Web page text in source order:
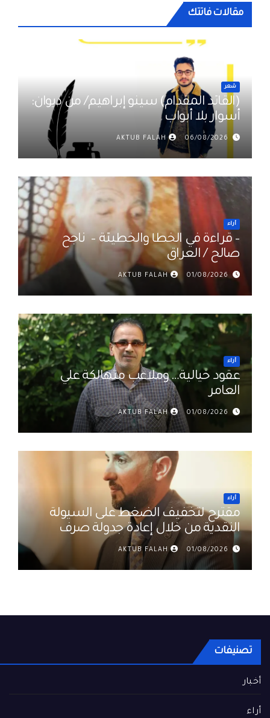
مقالات فاتتك
شعر
(القائد المقدام) سينو إبراهيم/ من ديوان:
أسوار بلا أبواب
06/08/2026
AKTUB FALAH
أراء
– قراءة في الخطأ والخطيئة – ناجح
صالح / العراق
01/08/2026
AKTUB FALAH
أراء
عقود خيالية… وملاعب متهالكة علي
العامر
01/08/2026
AKTUB FALAH
أراء
مقترح لتخفيف الضغط على السيولة
النقدية من خلال إعادة جدولة صرف
رواتب الموظفين في العراق د. عمر
حميد
01/08/2026
AKTUB FALAH
تصنيفات
أخبار
أراء